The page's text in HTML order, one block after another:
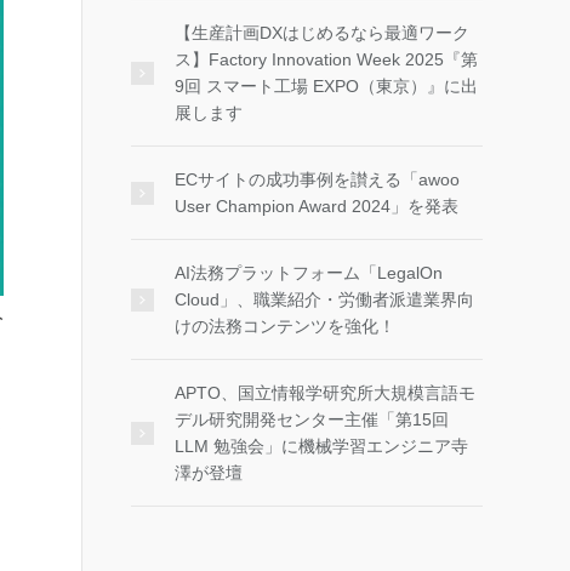
【生産計画DXはじめるなら最適ワーク
ス】Factory Innovation Week 2025『第
9回 スマート工場 EXPO（東京）』に出
展します
ECサイトの成功事例を讃える「awoo
User Champion Award 2024」を発表
AI法務プラットフォーム「LegalOn
Cloud」、職業紹介・労働者派遣業界向
けの法務コンテンツを強化！
APTO、国立情報学研究所大規模言語モ
デル研究開発センター主催「第15回
LLM 勉強会」に機械学習エンジニア寺
澤が登壇